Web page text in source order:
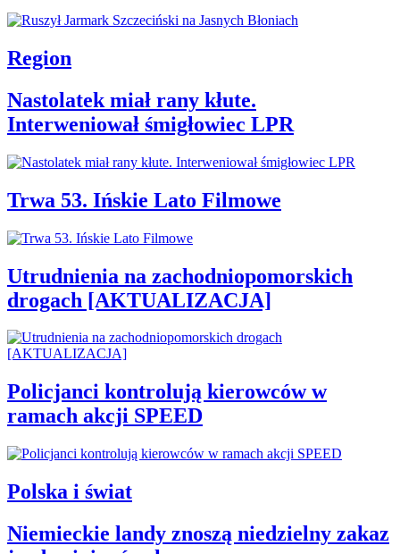
Region
Nastolatek miał rany kłute.
Interweniował śmigłowiec LPR
Trwa 53. Ińskie Lato Filmowe
Utrudnienia na zachodniopomorskich
drogach [AKTUALIZACJA]
Policjanci kontrolują kierowców w
ramach akcji SPEED
Polska i świat
Niemieckie landy znoszą niedzielny zakaz